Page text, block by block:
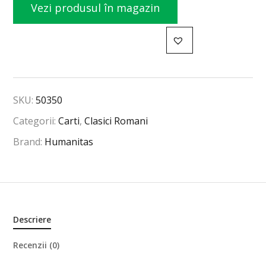
Vezi produsul în magazin
SKU:50350
Categorii:Carti,Clasici Romani
Brand: Humanitas
Descriere
Recenzii (0)